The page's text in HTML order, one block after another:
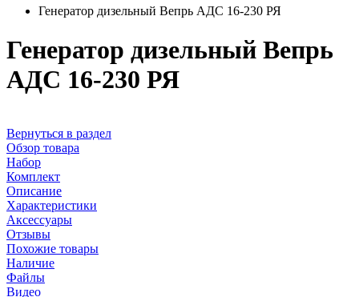
Генератор дизельный Вепрь АДС 16-230 РЯ
Генератор дизельный Вепрь
АДС 16-230 РЯ
Вернуться в раздел
Обзор товара
Набор
Комплект
Описание
Характеристики
Аксессуары
Отзывы
Похожие товары
Наличие
Файлы
Видео